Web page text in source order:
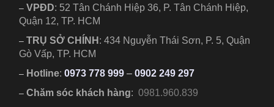
–VPĐD: 52 Tân Chánh Hiệp 36, P. Tân Chánh Hiệp,
Quận 12, TP. HCM
– TRỤ SỞ CHÍNH :434 Nguyễn Thái Sơn, P. 5, Quận
Gò Vấp, TP. HCM
– Hotline: 0973 778 999 –0902 249 297
– Chăm sóc khách hàng: 0981.960.839